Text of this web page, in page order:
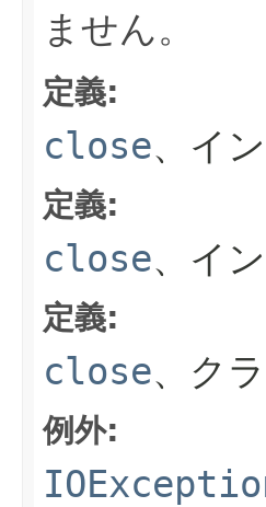
ません。
定義:
close、イ
定義:
close、イ
定義:
close、ク
例外: